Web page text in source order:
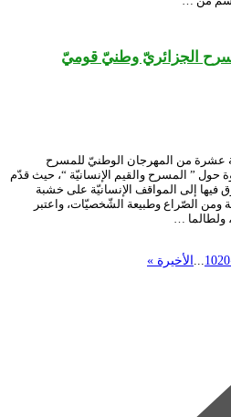
الجزائريّ وطنيّ قوميّ
عشرة من المهرجان الوطنيّ للمسرح
حول ” المسرح والقيم الإنسانيّة “، حيث قدّم
فيها إلى المواقف الإنسانيّة على خشبة
ومن الصّراع وطبيعة الشّخصيّات، واعتبر
ولطالما …
1020
... الأخيرة »